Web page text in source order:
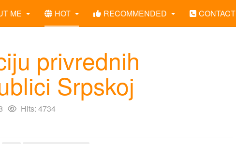
ME HOT RECOMMENDED CONTACT
privrednih
Srpskoj
Hits: 4734